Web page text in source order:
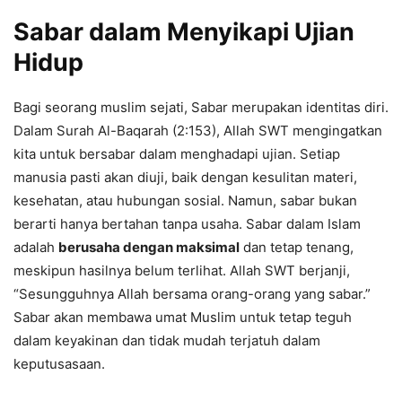
Sabar dalam Menyikapi Ujian
Hidup
Bagi seorang muslim sejati, Sabar merupakan identitas diri.
Dalam Surah Al-Baqarah (2:153), Allah SWT mengingatkan
kita untuk bersabar dalam menghadapi ujian. Setiap
manusia pasti akan diuji, baik dengan kesulitan materi,
kesehatan, atau hubungan sosial. Namun, sabar bukan
berarti hanya bertahan tanpa usaha. Sabar dalam Islam
adalah berusaha dengan maksimal dan tetap tenang,
meskipun hasilnya belum terlihat. Allah SWT berjanji,
“Sesungguhnya Allah bersama orang-orang yang sabar.”
Sabar akan membawa umat Muslim untuk tetap teguh
dalam keyakinan dan tidak mudah terjatuh dalam
keputusasaan.